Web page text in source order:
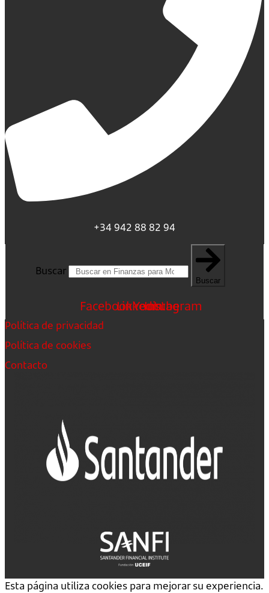
+34 942 88 82 94
Buscar
Buscar
FacebookLinkedin
Youtube
Instagram
Política de privacidad
Política de cookies
Contacto
Esta página utiliza cookies para mejorar su experiencia.